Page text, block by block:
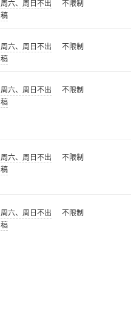
周六、周日不出
稿
不限制
周六、周日不出
稿
不限制
周六、周日不出
稿
不限制
周六、周日不出
稿
不限制
周六、周日不出
稿
不限制